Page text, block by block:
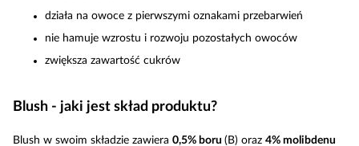
działa na owoce z pierwszymi oznakami przebarwień
nie hamuje wzrostu i rozwoju pozostałych owoców
zwiększa zawartość cukrów
Blush - jaki jest skład produktu?
Blush w swoim składzie zawiera 0,5% boru (B) oraz 4% molibdenu